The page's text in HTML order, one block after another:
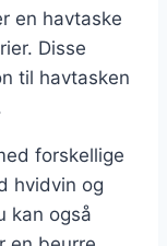
en havtaske
Disse
til havtasken
forskellige
hvidvin og
kan også